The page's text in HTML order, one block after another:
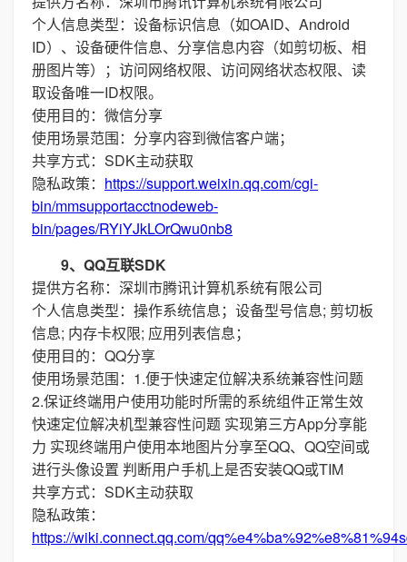
个人信息类型：设备标识信息（如OAID、Android
ID）、设备硬件信息、分享信息内容（如剪切板、相
册图片等）；访问网络权限、访问网络状态权限、读
取设备唯一ID权限。
使用目的：微信分享
使用场景范围：分享内容到微信客户端；
共享方式：SDK主动获取
隐私政策： https://support.weixin.qq.com/cgi-
bin/mmsupportacctnodeweb-
bin/pages/RYiYJkLOrQwu0nb8
9、QQ互联SDK
提供方名称：深圳市腾讯计算机系统有限公司
个人信息类型：操作系统信息；设备型号信息; 剪切板
信息; 内存卡权限; 应用列表信息；
使用目的：QQ分享
使用场景范围：1.便于快速定位解决系统兼容性问题
2.保证终端用户使用功能时所需的系统组件正常生效
快速定位解决机型兼容性问题 实现第三方App分享能
力 实现终端用户使用本地图片分享至QQ、QQ空间或
进行头像设置 判断用户手机上是否安装QQ或TIM
共享方式：SDK主动获取
隐私政策：
https://wiki.connect.qq.com/